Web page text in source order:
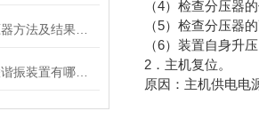
（4）检查分压器
（5）检查分压器
（6）装置自身升
2．主机复位。
原因：主机供电电